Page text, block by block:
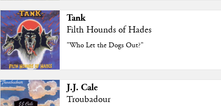
Tank
Filth Hounds of Hades
"Who Let the Dogs Out?"
J.J. Cale
Troubadour